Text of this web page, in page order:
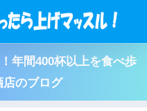
年間400杯以上を食べ歩
店のブログ